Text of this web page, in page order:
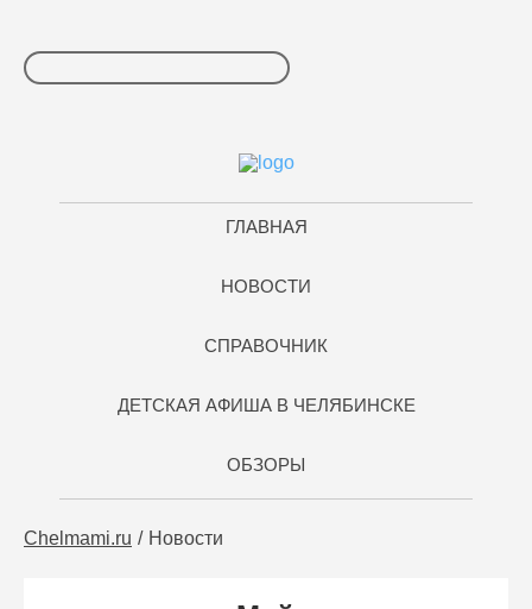
ГЛАВНАЯ
НОВОСТИ
СПРАВОЧНИК
ДЕТСКАЯ АФИША В ЧЕЛЯБИНСКЕ
ОБЗОРЫ
Chelmami.ru Новости